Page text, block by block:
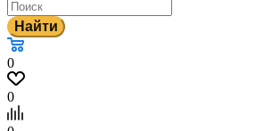
Найти
0
0